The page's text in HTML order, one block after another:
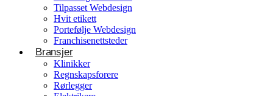
Tilpasset Webdesign
Hvit etikett
Portefølje Webdesign
Franchisenettsteder
Bransjer
Klinikker
Regnskapsforere
Rørlegger
WordPress
Shopify Nettbutikk
BigCommerce
Ønsker du å bygge din tilstedeværelse på nett i
Norge?
Få et tilbud
Byggefirmaer